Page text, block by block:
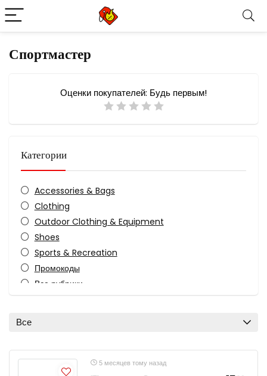
Спортмастер
Оценки покупателей: Будь первым!
Категории
Accessories & Bags
Clothing
Outdoor Clothing & Equipment
Shoes
Sports & Recreation
Промокоды
Все рубрики
Все
5 месяцев тому назад